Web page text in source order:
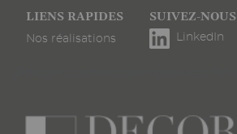
PiedLIENS RAPIDES
Nos réalisations
SUIVEZ-NOUS
LinkedIn